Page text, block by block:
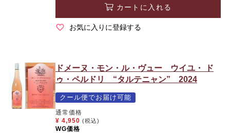
カートに入れる
お気に入りに登録する
ドメーヌ・モン・ル・ヴュー ウイユ・ ド
ゥ・ペルドリ “タルテニャン” 2024
クール便でお届け可能
通常価格
¥ 4,950 (税込)
WG価格